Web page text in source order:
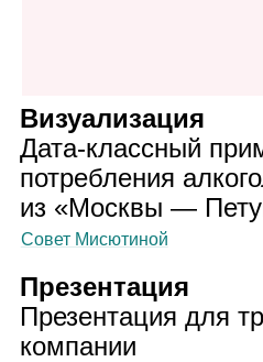
Визуализация
Дата‑классный
потребления
из «Москвы —
Совет Мисютиной
Презентация
Презентация для
компании